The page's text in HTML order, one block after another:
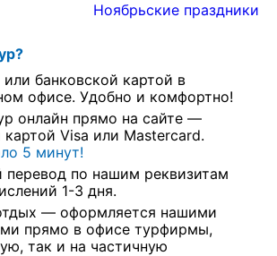
Ноябрьские праздники
банковской картой в
офисе. Удобно и комфортно!
онлайн прямо на сайте —
картой Visa или Mastercard.
5 минут!
перевод по нашим реквизитам
1-3 дня.
— оформляется нашими
прямо в офисе турфирмы,
так и на частичную